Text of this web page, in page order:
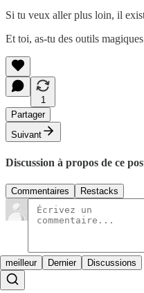
Si tu veux aller plus loin, il
Et toi, as-tu des outils
1
Partager
Suivant
Discussion à propos de ce
Commentaires Restacks
meilleur Dernier Discussions